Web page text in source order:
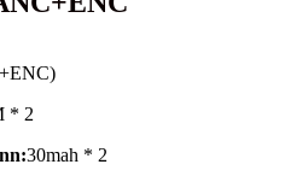
* 2
30mah * 2